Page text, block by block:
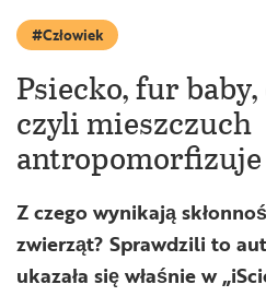
Człowiek
Psiecko, fur
czyli mieszczuch
antropomorfizuje
Z czego wynikają
zwierząt? Sprawdzili to
ukazała się właśnie w